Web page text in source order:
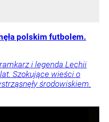
polskim futbolem.
i legenda Lechii
Szokujące wieści o
środowiskiem.